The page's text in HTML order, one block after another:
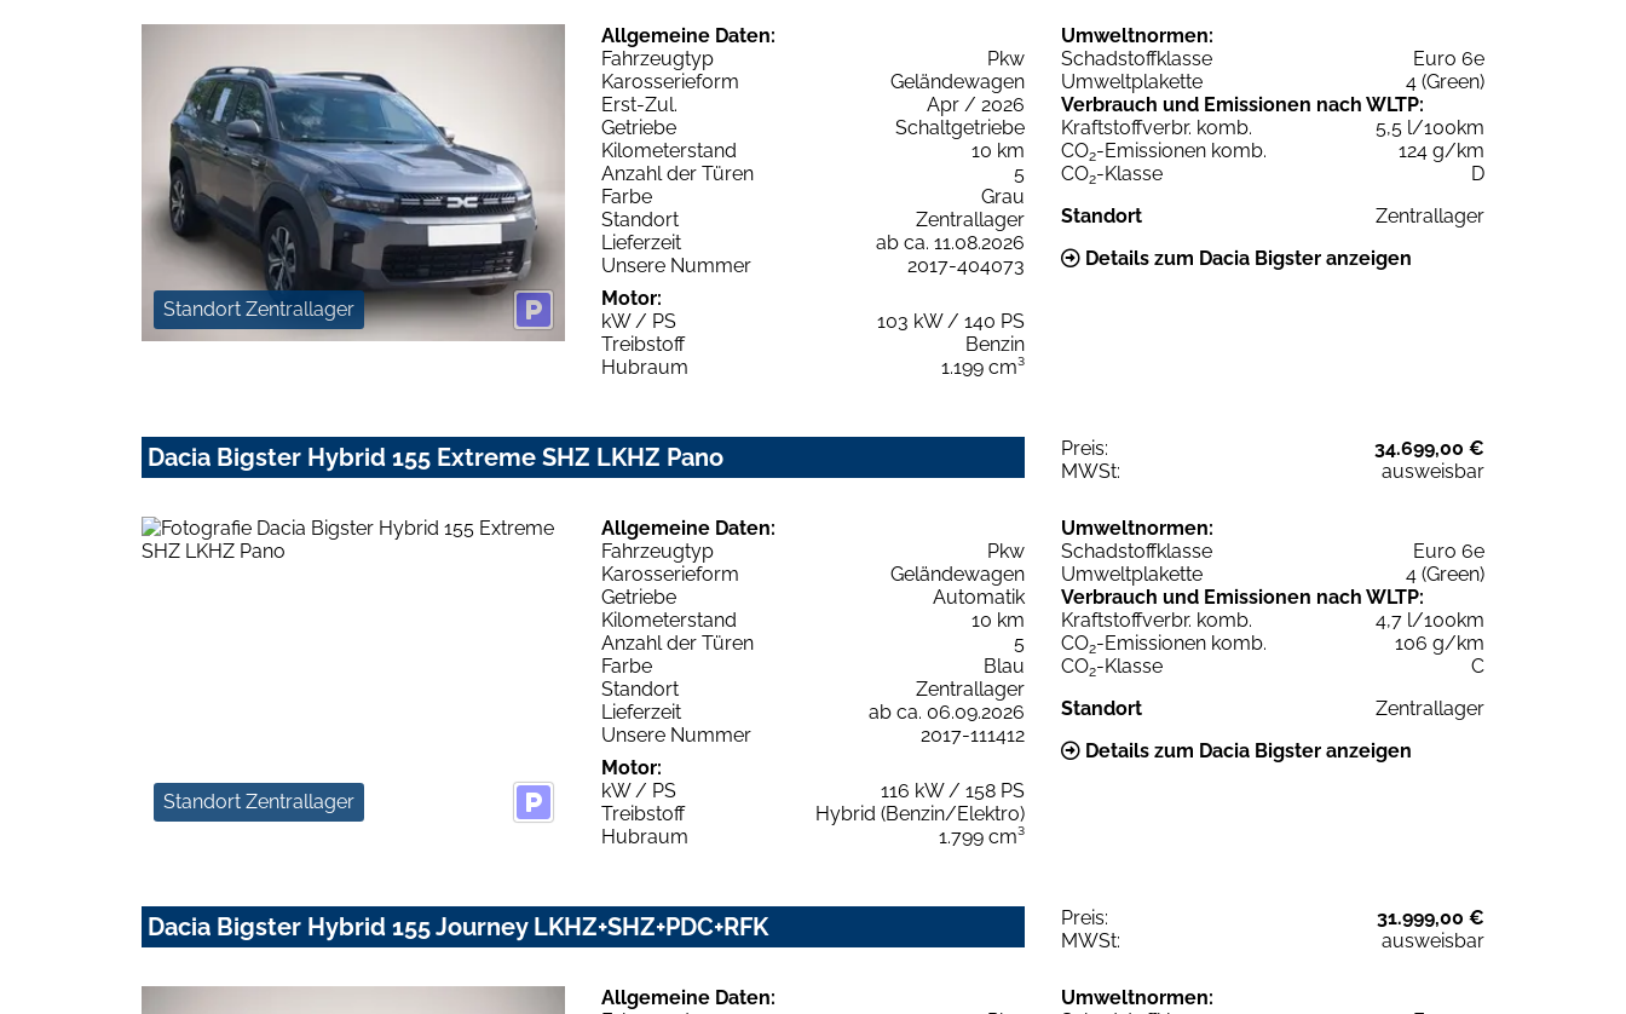
Standort Zentrallager
Allgemeine Daten:
Fahrzeugtyp
Pkw
Karosserieform
Geländewagen
Erst-Zul.
Apr / 2026
Getriebe
Schaltgetriebe
Kilometerstand
10 km
Anzahl der Türen
5
Farbe
Grau
Standort
Zentrallager
Lieferzeit
ab ca. 11.08.2026
Unsere Nummer
2017-404073
Motor:
kW / PS
103 kW / 140 PS
Treibstoff
Benzin
Hubraum
1.199 cm³
Umweltnormen:
Schadstoffklasse
Euro 6e
Umweltplakette
4 (Green)
Verbrauch und Emissionen nach WLTP:
Kraftstoffverbr. komb.
5,5 l/100km
CO2-Emissionen komb.
124 g/km
CO2-Klasse
D
Standort
Zentrallager
Details zum Dacia Bigster anzeigen
Dacia Bigster Hybrid 155 Extreme SHZ LKHZ Pano Preis:
34.699,00 €
MWSt:
ausweisbar
Standort Zentrallager
Allgemeine Daten:
Fahrzeugtyp
Pkw
Karosserieform
Geländewagen
Getriebe
Automatik
Kilometerstand
10 km
Anzahl der Türen
5
Farbe
Blau
Standort
Zentrallager
Lieferzeit
ab ca. 06.09.2026
Unsere Nummer
2017-111412
Motor:
kW / PS
116 kW / 158 PS
Treibstoff
Hybrid (Benzin/Elektro)
Hubraum
1.799 cm³
Umweltnormen:
Schadstoffklasse
Euro 6e
Umweltplakette
4 (Green)
Verbrauch und Emissionen nach WLTP:
Kraftstoffverbr. komb.
4,7 l/100km
CO2-Emissionen komb.
106 g/km
CO2-Klasse
C
Standort
Zentrallager
Details zum Dacia Bigster anzeigen
Dacia Bigster Hybrid 155 Journey LKHZ+SHZ+PDC+RFK Preis:
31.999,00 €
MWSt:
ausweisbar
Allgemeine Daten:
Umweltnormen: